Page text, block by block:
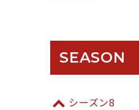
SEASON
シーズン8